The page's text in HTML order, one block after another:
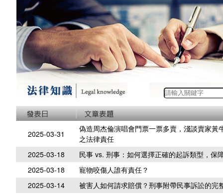
2025-03-31
偽造周杰倫演唱會門票一票多賣，淺談賣家黃
之法律責任
2025-03-18
民事 vs. 刑事：如何選擇正確的起訴類型，保
2025-03-18
寵物咬傷人誰有責任？
2025-03-14
被害人如何請求賠償？刑事附帶民事訴訟的完